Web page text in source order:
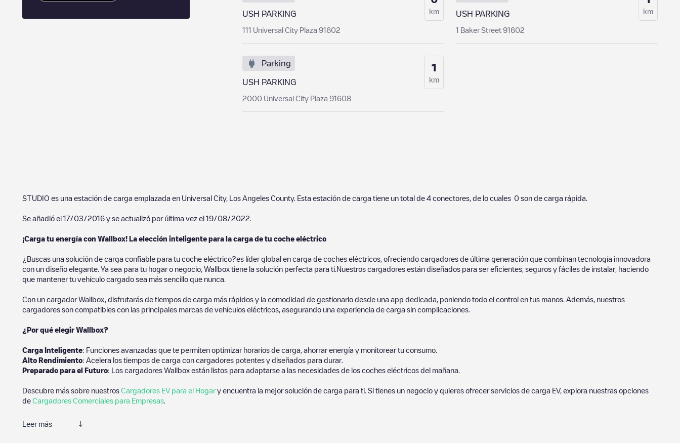
USH PARKING
111 Universal City Plaza 91602
km USH PARKING
1 Baker Street 91602
km
Parking
USH PARKING
2000 Universal City Plaza 91608
1
km
STUDIO es una estación de carga emplazada en Universal City, Los Angeles County. Esta estación de carga tiene un total de 4 conectores, de lo cuales 0 son de carga rápida.
Se añadió el 17/03/2016 y se actualizó por última vez el 19/08/2022
¡Carga tu energía con Wallbox! La elección inteligente para la carga de tu coche eléctrico
¿Buscas una solución de carga confiable para tu coche eléctrico?es líder global en carga de coches eléctricos, ofreciendo cargadores de última generación que combinan tecnología innovadora
con un diseño elegante. Ya sea para tu hogar o negocio, Wallbox tiene la solución perfecta para ti.Nuestros cargadores están diseñados para ser eficientes, seguros y fáciles de instalar, haciendo
que mantener tu vehículo cargado sea más sencillo que nunca.
Con un cargador Wallbox, disfrutarás de tiempos de carga más rápidos y la comodidad de gestionarlo desde una app dedicada, poniendo todo el control en tus manos. Además, nuestros
cargadores son compatibles con las principales marcas de vehículos eléctricos, asegurando una experiencia de carga sin complicaciones.
¿Por qué elegir Wallbox?
Carga Inteligente: Funciones avanzadas que te permiten optimizar horarios de carga, ahorrar energía y monitorear tu consumo.
Alto Rendimiento: Acelera los tiempos de carga con cargadores potentes y diseñados para durar.
Preparado para el Futuro: Los cargadores Wallbox están listos para adaptarse a las necesidades de los coches eléctricos del mañana.
Descubre más sobre nuestros Cargadores EV para el Hogary encuentra la mejor solución de carga para ti. Si tienes un negocio y quieres ofrecer servicios de carga EV, explora nuestras opciones
de Cargadores Comerciales para Empresas
Leer más